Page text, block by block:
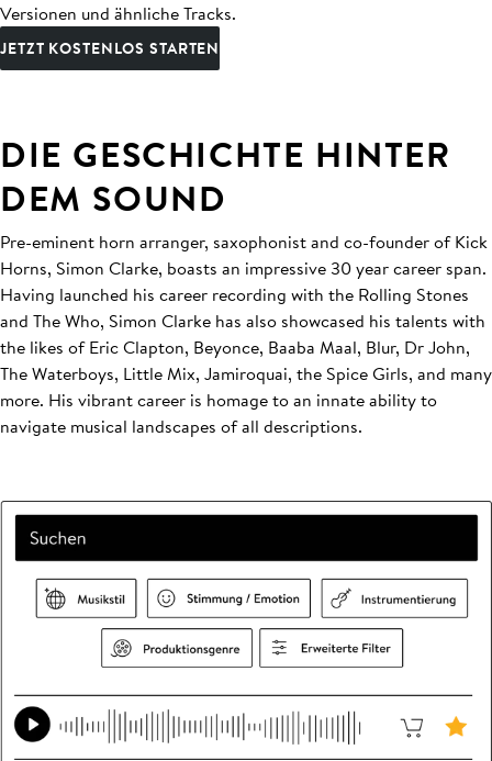
Versionen und ähnliche Tracks.
JETZT KOSTENLOS STARTEN
DIE GESCHICHTE HINTER
DEM SOUND
Pre-eminent horn arranger, saxophonist and co-founder of Kick
Horns, Simon Clarke, boasts an impressive 30 year career span.
Having launched his career recording with the Rolling Stones
and The Who, Simon Clarke has also showcased his talents with
the likes of Eric Clapton, Beyonce, Baaba Maal, Blur, Dr John,
The Waterboys, Little Mix, Jamiroquai, the Spice Girls, and many
more. His vibrant career is homage to an innate ability to
navigate musical landscapes of all descriptions.